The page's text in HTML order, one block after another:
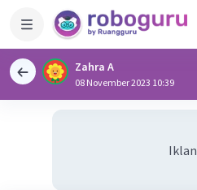
Zahra A
08 November 2023 10:39
Iklan